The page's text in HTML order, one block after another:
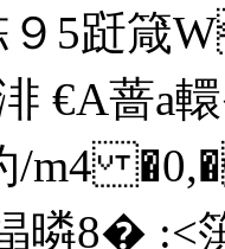
5跹箴
€A蔷a
/m4
榋暽8�